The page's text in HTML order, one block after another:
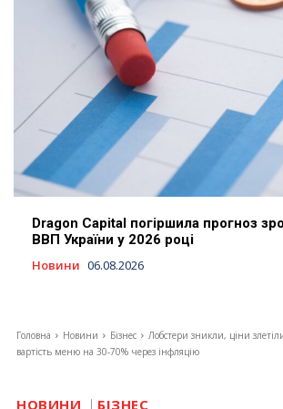
Dragon Capital погіршила прогноз
ВВП України у 2026 році
Новини 06.08.2026